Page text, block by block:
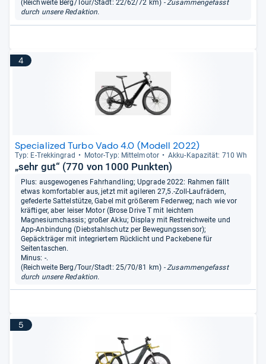
(Reichweite Berg/Tour/Stadt: 22/62/72 km)- Zusammengefasst
durch unsere Redaktion.
4
Specialized Turbo Vado 4.0 (Modell 2022)
Typ: E-​Trek­kin­grad Motor-​Typ: Mit­tel­mo­tor Akku-​Kapa­zi­tät: 710 Wh
„sehr gut“ (770 von 1000 Punkten)
Plus: ausgewogenes Fahrhandling; Upgrade 2022: Rahmen fällt
etwas komfortabler aus, jetzt mit agileren 27,5.-Zoll-Laufrädern,
gefederte Sattelstütze, Gabel mit größerem Federweg; nach wie vor
kräftiger, aber leiser Motor (Brose Drive T mit leichtem
Magnesiumchassis; großer Akku; Display mit Restreichweite und
App-Anbindung (Diebstahlschutz per Bewegungssensor);
Gepäckträger mit integriertem Rücklicht und Packebene für
Seitentaschen.
Minus: -.
(Reichweite Berg/Tour/Stadt: 25/70/81 km)- Zusammengefasst
durch unsere Redaktion.
5